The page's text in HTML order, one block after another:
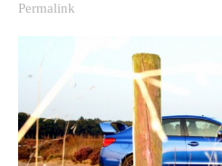
Permalink